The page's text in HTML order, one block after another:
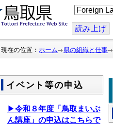
こ
の
ジ
を
翻
読み上げ
現在の位置： ホーム 県の組織と仕事
イベント等の申込
▶令和８年度「鳥取まいぶ
ん講座」の申込はこちらで